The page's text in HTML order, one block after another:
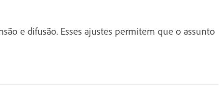
e difusão. Esses ajustes permitem que o assunto